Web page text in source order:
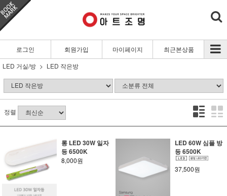
로그인 회원가입 마이페이지
최근본상품
LED 거실/방
LED 작은방
정렬
롱 LED 30W 일자
등 6500K
8,000원
LED 60W 심플 방
등 6500K
37,500원